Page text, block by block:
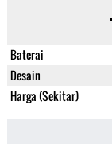
Baterai
Desain
Harga (Sekitar)